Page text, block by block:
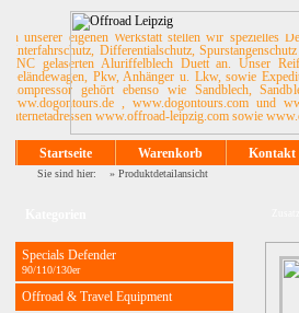
In unserer eigenen Werkstatt stellen wir
Unterfahrschutz, Differentialschutz,
CNC gelaserten Aluriffelblech Duett an. Unser
Geländewagen, Pkw, Anhänger u. Lkw, sowie
Kompressor gehört ebenso wie Sandblech,
www.dogontours.de , www.dogontours.com und
Internetadressen www.offroad-leipzig.com sowie
Startseite Warenkorb Kontakt
Sie sind hier: » Produktdetailansicht
Specials Defender
90/110/130er
Offroad & Travel Equipment